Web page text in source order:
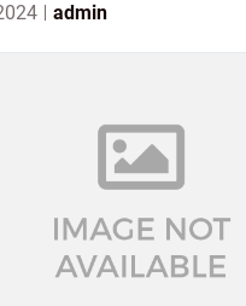
admin